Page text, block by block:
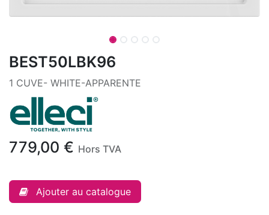
BEST50LBK96
1 CUVE- WHITE-APPARENTE
779,00 € Hors TVA
Ajouter au catalogue